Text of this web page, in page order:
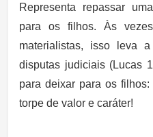
Representa repassar
para os filhos. Às
materialistas, isso leva
disputas judiciais (Lucas
para deixar para os
torpe de valor e caráter!